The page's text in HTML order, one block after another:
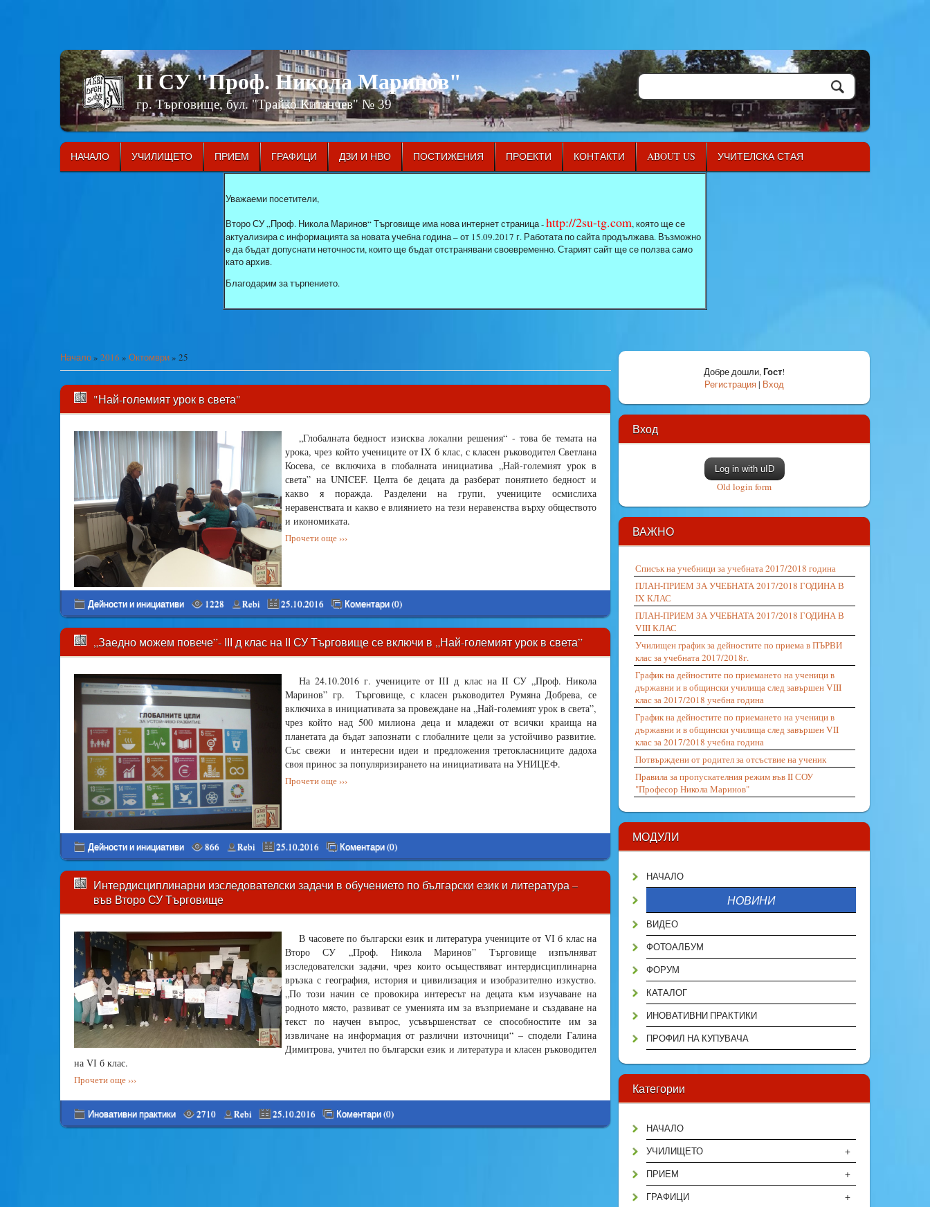
II СУ "Проф. Никола Маринов"
гр. Търговище, бул. "Трайко Китанчев" № 39
НАЧАЛО УЧИЛИЩЕТО ПРИЕМ ГРАФИЦИ ДЗИ И НВО ПОСТИЖЕНИЯ ПРОЕКТИ КОНТАКТИ ABOUT US УЧИТЕЛСКА СТАЯ
Уважаеми посетители,
Второ СУ „Проф. Никола Маринов“ Търговище има нова интернет страница -http://2su-tg.com, която ще се
актуализира с информацията за новата учебна година – от 15.09.2017 г. Работата по сайта продължава. Възможно
е да бъдат допуснати неточности, които ще бъдат отстранявани своевременно. Старият сайт ще се ползва само
като архив.
Благодарим за търпението.
Начало» 2016 » Октомври» 25
"Най-големият урок в света"
„Глобалната бедност изисква локални решения“ - това бе темата на
урока, чрез който учениците от IX б клас, с класен ръководител Светлана
Косева, се включиха в глобалната инициатива „Най-големият урок в
света” на UNICEF. Целта бе децата да разберат понятието бедност и
какво я поражда. Разделени на групи, учениците осмислиха
неравенствата и какво е влиянието на тези неравенства върху обществото
и икономиката.
Прочети още ›››
Дейности и инициативи 1228 Rebi 25.10.2016 Коментари (0)
„Заедно можем повече”- ІІІ д клас на ІІ СУ Търговище се включи в „Най-големият урок в света”
На 24.10.2016 г. учениците от ІІІ д клас на II СУ „Проф. Никола
Маринов” гр. Търговище, с класен ръководител Румяна Добрева, се
включиха в инициативата за провеждане на „Най-големият урок в света”,
чрез който над 500 милиона деца и младежи от всички краища на
планетата да бъдат запознати с глобалните цели за устойчиво развитие.
Със свежи и интересни идеи и предложения третокласниците дадоха
своя принос за популяризирането на инициативата на УНИЦЕФ.
Прочети още ›››
Дейности и инициативи 866 Rebi 25.10.2016 Коментари (0)
Интердисциплинарни изследователски задачи в обучението по български език и литература –
във Второ СУ Търговище
В часовете по български език и литература учениците от VІ б клас на
Второ СУ „Проф. Никола Маринов” Търговище изпълняват
изследователски задачи, чрез които осъществяват интердисциплинарна
връзка с география, история и цивилизация и изобразително изкуство.
„По този начин се провокира интересът на децата към изучаване на
родното място, развиват се уменията им за възприемане и създаване на
текст по научен въпрос, усъвършенстват се способностите им за
извличане на информация от различни източници“ – сподели Галина
Димитрова, учител по български език и литература и класен ръководител
на VІ б клас.
Прочети още ›››
Иновативни практики 2710 Rebi 25.10.2016 Коментари (0)
Добре дошли,Гост!
Регистрация| Вход
Вход
Log in with uID
Old login form
ВАЖНО
Списък на учебници за учебната 2017/2018 година
ПЛАН-ПРИЕМ ЗА УЧЕБНАТА 2017/2018 ГОДИНА В
IX КЛАС
ПЛАН-ПРИЕМ ЗА УЧЕБНАТА 2017/2018 ГОДИНА В
VIII КЛАС
Училищен график за дейностите по приема в ПЪРВИ
клас за учебната 2017/2018г.
График на дейностите по приемането на ученици в
държавни и в общински училища след завършен VIII
клас за 2017/2018 учебна година
График на дейностите по приемането на ученици в
държавни и в общински училища след завършен VII
клас за 2017/2018 учебна година
Потвърждени от родител за отсъствие на ученик
Правила за пропускателния режим във II СОУ
"Професор Никола Маринов"
МОДУЛИ
НАЧАЛО
НОВИНИ
ВИДЕО
ФОТОАЛБУМ
ФОРУМ
КАТАЛОГ
ИНОВАТИВНИ ПРАКТИКИ
ПРОФИЛ НА КУПУВАЧА
Категории
НАЧАЛО
+
УЧИЛИЩЕТО
+
ПРИЕМ
+
ГРАФИЦИ